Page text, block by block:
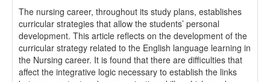
The nursing career, throughout its study plans, establishes
curricular strategies that allow the students’ personal
development. This article reflects on the development of the
curricular strategy related to the English language learning in
the Nursing career. It is found that there are difficulties that
affect the integrative logic necessary to establish the links